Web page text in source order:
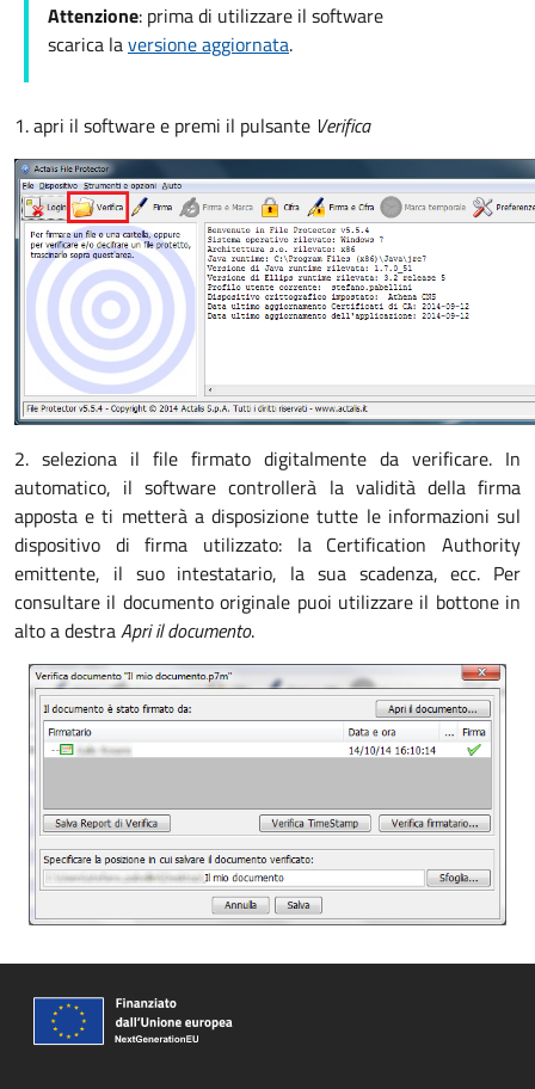
Attenzione: prima di utilizzare il software
scarica laversione aggiornata.
1. apri il software e premi il pulsante Verifica
2. seleziona il file firmato digitalmente da verificare. In
automatico, il software controllerà la validità della firma
apposta e ti metterà a disposizione tutte le informazioni sul
dispositivo di firma utilizzato: la Certification Authority
emittente, il suo intestatario, la sua scadenza, ecc. Per
consultare il documento originale puoi utilizzare il bottone in
alto a destraApri il documento.